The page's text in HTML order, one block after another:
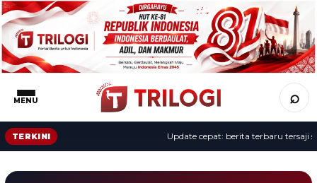
MENU ⌕
TERKINI Update cepat: berita terbaru tersaji